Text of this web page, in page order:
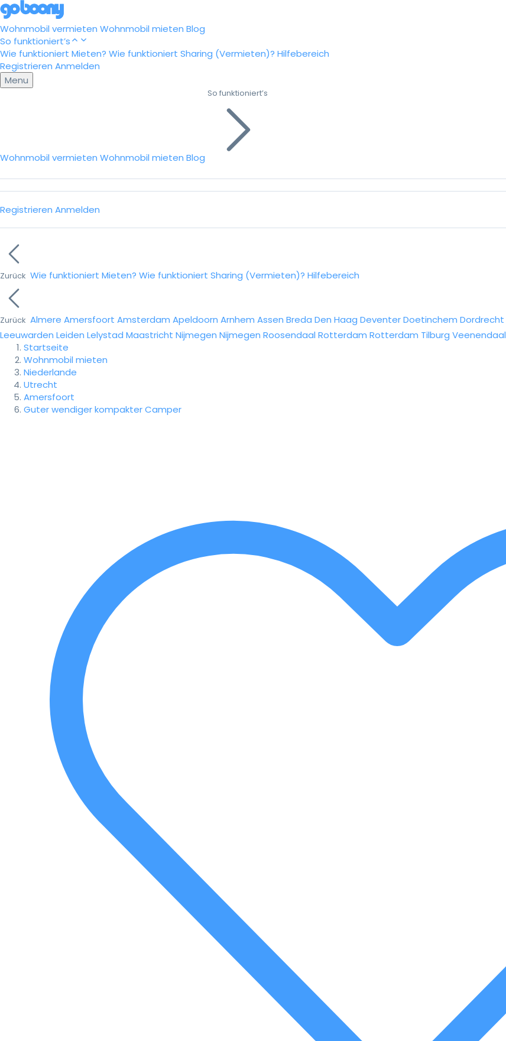
Wohnmobil vermieten Wohnmobil mieten Blog
So funktioniert’s
Wie funktioniert Mieten? Wie funktioniert Sharing (Vermieten)? Hilfebereich
Registrieren Anmelden
Menu
Wohnmobil vermieten Wohnmobil mieten Blog
So funktioniert’s
Registrieren Anmelden
Zurück Wie funktioniert Mieten? Wie funktioniert Sharing (Vermieten)? Hilfebereich
Zurück Almere Amersfoort Amsterdam Apeldoorn Arnhem Assen Breda Den Haag DeventerDoetinchem Dordrecht
Leeuwarden Leiden Lelystad Maastricht Nijmegen Nijmegen Roosendaal Rotterdam Rotterdam Tilburg Veenendaal
Startseite
Wohnmobil mieten
Niederlande
Utrecht
Amersfoort
Guter wendiger kompakter Camper